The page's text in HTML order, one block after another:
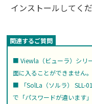
インストールしてくだ
Viewla（ビューラ）シリ
面に入ることができません。
「SolLa（ソルラ） SLL-
で「パスワードが違います